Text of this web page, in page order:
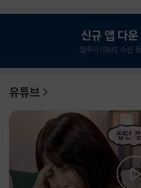
신규 앱 다
앱푸시/SMS 수신
유튜브